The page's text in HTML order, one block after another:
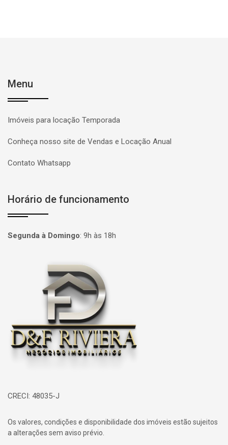
Menu
Imóveis para locação Temporada
Conheça nosso site de Vendas e Locação Anual
Contato Whatsapp
Horário de funcionamento
Segunda à Domingo: 9h às 18h
Página inicial
CRECI: 48035-J
Os valores, condições e disponibilidade dos imóveis estão sujeitos
a alterações sem aviso prévio.